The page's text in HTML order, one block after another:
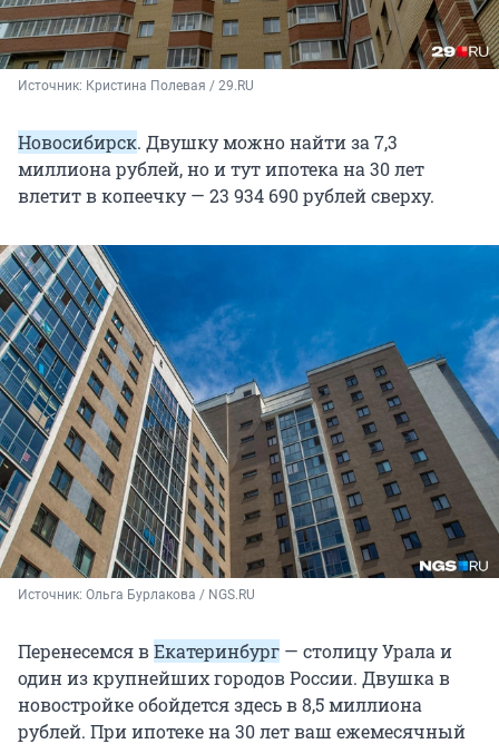
Источник: Кристина Полевая / 29.RU
Новосибирск. Двушку можно найти за 7,3
миллиона рублей, но и тут ипотека на 30 лет
влетит в копеечку — 23 934 690 рублей сверху.
Источник: Ольга Бурлакова / NGS.RU
Перенесемся вЕкатеринбург — столицу Урала и
один из крупнейших городов России. Двушка в
новостройке обойдется здесь в 8,5 миллиона
рублей. При ипотеке на 30 лет ваш ежемесячный